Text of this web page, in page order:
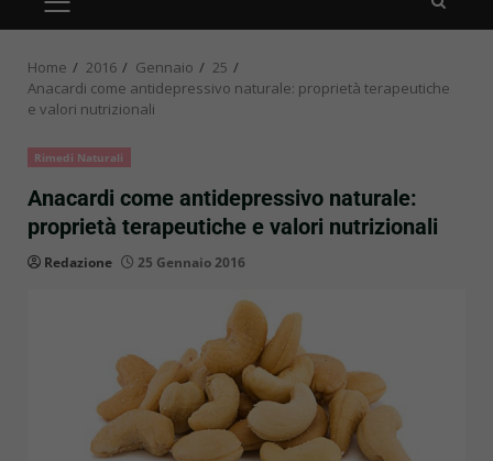
PRIMARY
MENU
Home 2016 Gennaio
25
Anacardi come antidepressivo naturale: proprietà terapeutiche
e valori nutrizionali
Rimedi Naturali
Anacardi come antidepressivo naturale:
proprietà terapeutiche e valori nutrizionali
Redazione 25 Gennaio 2016